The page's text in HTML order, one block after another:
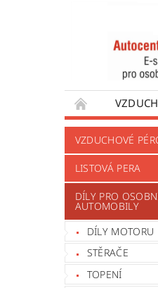
DÍLY PRO
VÝROBA
VZDUCHOVÉ
LISTOVÁ PERA
DÍLY PRO
AUTOMOBILY
DÍLY MOTORU
STĚRAČE
TOPENÍ